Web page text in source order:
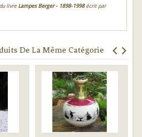
livre Lampes Berger - 1898-1998écrit par
De La Même Catégorie